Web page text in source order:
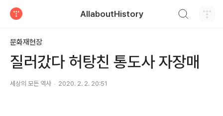
AllaboutHistory
문화재현장
질러갔다 허탕친 통도사 자장매
세상의 모든 역사 2020. 2. 2. 20:51